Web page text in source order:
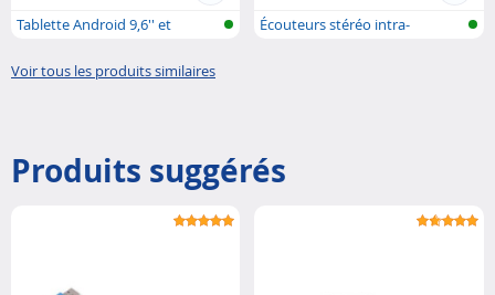
Tablette Android 9,6'' et
Écouteurs stéréo intra-
Voir tous les produits similaires
Produits suggérés